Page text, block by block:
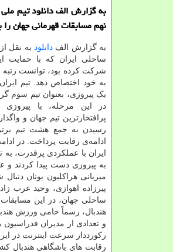
به گزارش الف دانلود تیم ملی
نهم مسابقات قهرمانی جهان
به گزارش الفدانلود به نقل
ساحلی ایران که با حمایت
شرکت کرده بود، توانست رتبه
به خود اختصاص دهد. تیم
یک پیروزی، بعنوان تیم سوم
در این مرحله، با پیروزی
پرافتخارترین تیم جهان و
رسیدن به جمع هشت تیم برتر
ادامه‌ی رقابت پرداخت. در
ایران با عملکردی پرقدرت، به
میزبانی هراکلیون یونان
پیرزاده اهوازی، وحید عرب
هندبال، رسماً حامی ورزش
رکورددار سرعت اینترنت در
رقابت های باشگاهی هندبال